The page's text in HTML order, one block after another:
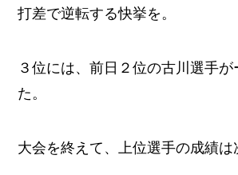
打差で逆転する快挙を。
３位には、前日２位の古川選手が
た。
大会を終えて、上位選手の成績は